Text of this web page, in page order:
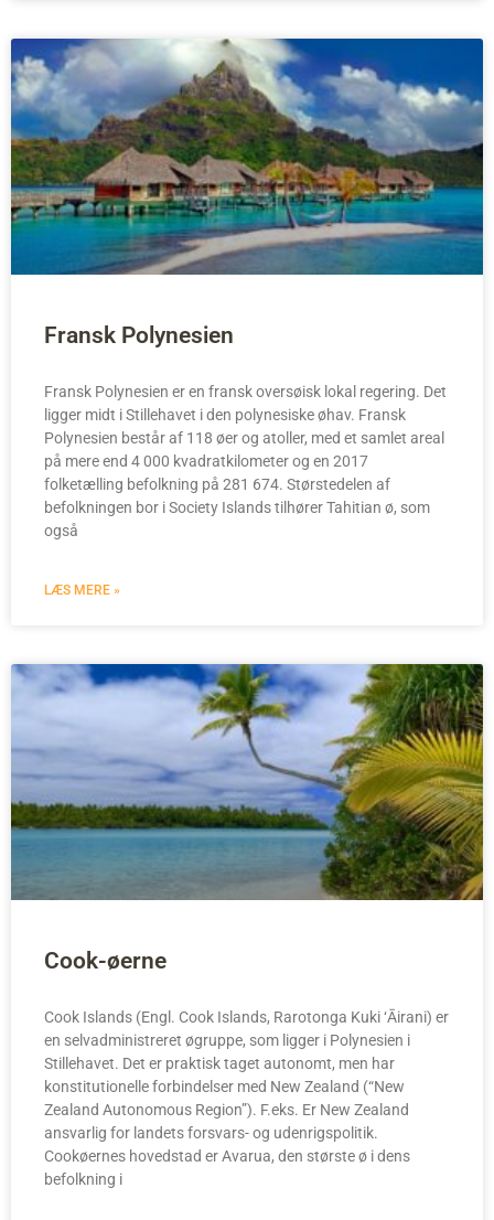
Fransk Polynesien
Fransk Polynesien er en fransk oversøisk lokal regering. Det
ligger midt i Stillehavet i den polynesiske øhav. Fransk
Polynesien består af 118 øer og atoller, med et samlet areal
på mere end 4 000 kvadratkilometer og en 2017
folketælling befolkning på 281 674. Størstedelen af
befolkningen bor i Society Islands tilhører Tahitian ø, som
også
LÆS MERE »
Cook-øerne
Cook Islands (Engl. Cook Islands, Rarotonga Kuki ‘Āirani) er
en selvadministreret øgruppe, som ligger i Polynesien i
Stillehavet. Det er praktisk taget autonomt, men har
konstitutionelle forbindelser med New Zealand (“New
Zealand Autonomous Region”). F.eks. Er New Zealand
ansvarlig for landets forsvars- og udenrigspolitik.
Cookøernes hovedstad er Avarua, den største ø i dens
befolkning i